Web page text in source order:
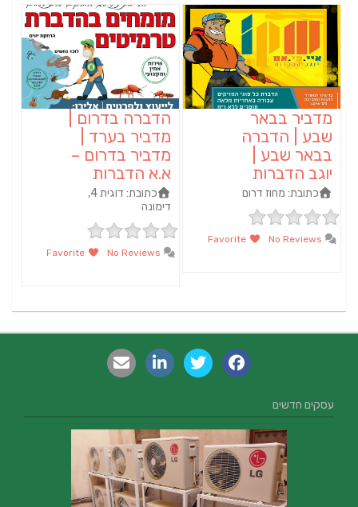
מדביר בבאר
שבע | הדברה
בבאר שבע |
יוגב הדברות
כתובת: מחוז דרום
הדברה בדרום |
מדביר בערד |
מדביר בדרום –
א.א הדברות
כתובת:
דוגית 4,
דימונה
עסקים חדשים